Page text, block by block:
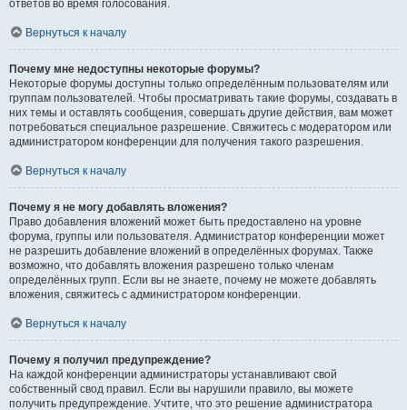
ответов во время голосования.
Вернуться к началу
Почему мне недоступны некоторые форумы?
Некоторые форумы доступны только определённым пользователям или
группам пользователей. Чтобы просматривать такие форумы, создавать в
них темы и оставлять сообщения, совершать другие действия, вам может
потребоваться специальное разрешение. Свяжитесь с модератором или
администратором конференции для получения такого разрешения.
Вернуться к началу
Почему я не могу добавлять вложения?
Право добавления вложений может быть предоставлено на уровне
форума, группы или пользователя. Администратор конференции может
не разрешить добавление вложений в определённых форумах. Также
возможно, что добавлять вложения разрешено только членам
определённых групп. Если вы не знаете, почему не можете добавлять
вложения, свяжитесь с администратором конференции.
Вернуться к началу
Почему я получил предупреждение?
На каждой конференции администраторы устанавливают свой
собственный свод правил. Если вы нарушили правило, вы можете
получить предупреждение. Учтите, что это решение администратора